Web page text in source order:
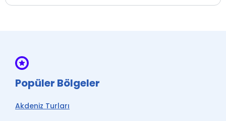
Popüler Bölgeler
Akdeniz Turları